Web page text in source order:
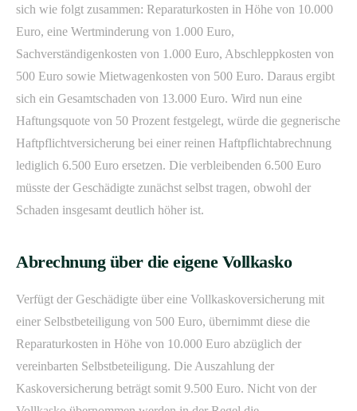
sich wie folgt zusammen: Reparaturkosten in Höhe von 10.000
Euro, eine Wertminderung von 1.000 Euro,
Sachverständigenkosten von 1.000 Euro, Abschleppkosten von
500 Euro sowie Mietwagenkosten von 500 Euro. Daraus ergibt
sich ein Gesamtschaden von 13.000 Euro. Wird nun eine
Haftungsquote von 50 Prozent festgelegt, würde die gegnerische
Haftpflichtversicherung bei einer reinen Haftpflichtabrechnung
lediglich 6.500 Euro ersetzen. Die verbleibenden 6.500 Euro
müsste der Geschädigte zunächst selbst tragen, obwohl der
Schaden insgesamt deutlich höher ist.
Abrechnung über die eigene Vollkasko
Verfügt der Geschädigte über eine Vollkaskoversicherung mit
einer Selbstbeteiligung von 500 Euro, übernimmt diese die
Reparaturkosten in Höhe von 10.000 Euro abzüglich der
vereinbarten Selbstbeteiligung. Die Auszahlung der
Kaskoversicherung beträgt somit 9.500 Euro. Nicht von der